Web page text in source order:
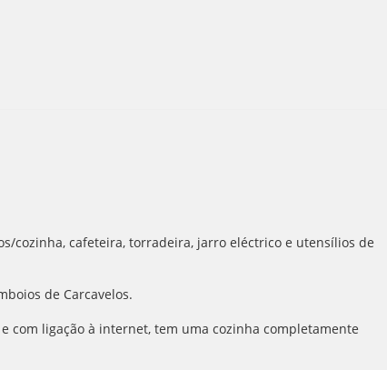
cozinha, cafeteira, torradeira, jarro eléctrico e utensílios de
de Carcavelos.
com ligação à internet, tem uma cozinha completamente